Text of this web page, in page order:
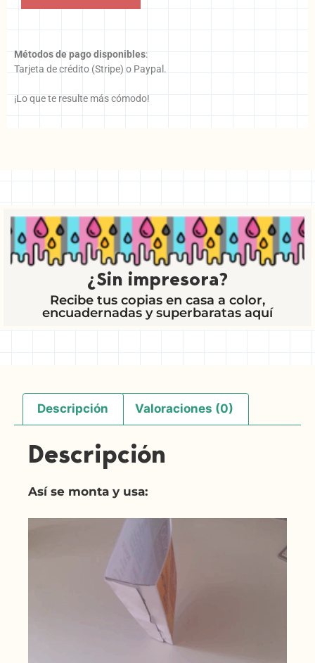
Métodos de pago disponibles:
Tarjeta de crédito (Stripe) o Paypal.
¡Lo que te resulte más cómodo!
¿Sin impresora?
Recibe tus copias en casa a color,
encuadernadas y superbaratas aquí
Descripción Valoraciones (0)
Descripción
Así se monta y usa: